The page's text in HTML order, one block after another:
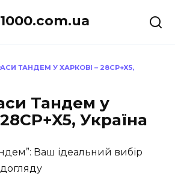
ТАНДЕМ У ХАРКОВІ – 28CP+X5,
Тандем у
Україна
Ваш ідеальний вибір